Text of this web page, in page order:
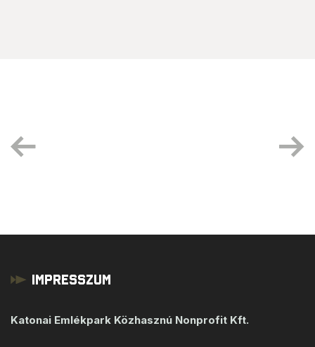
Impresszum
Katonai Emlékpark Közhasznú Nonprofit Kft.